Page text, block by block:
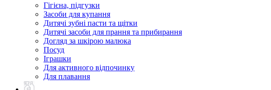
Гігієна, підгузки
Засоби для купання
Дитячі зубні пасти та щітки
Дитячі засоби для прання та прибирання
Догляд за шкірою малюка
Посуд
Іграшки
Для активного відпочинку
Для плавання